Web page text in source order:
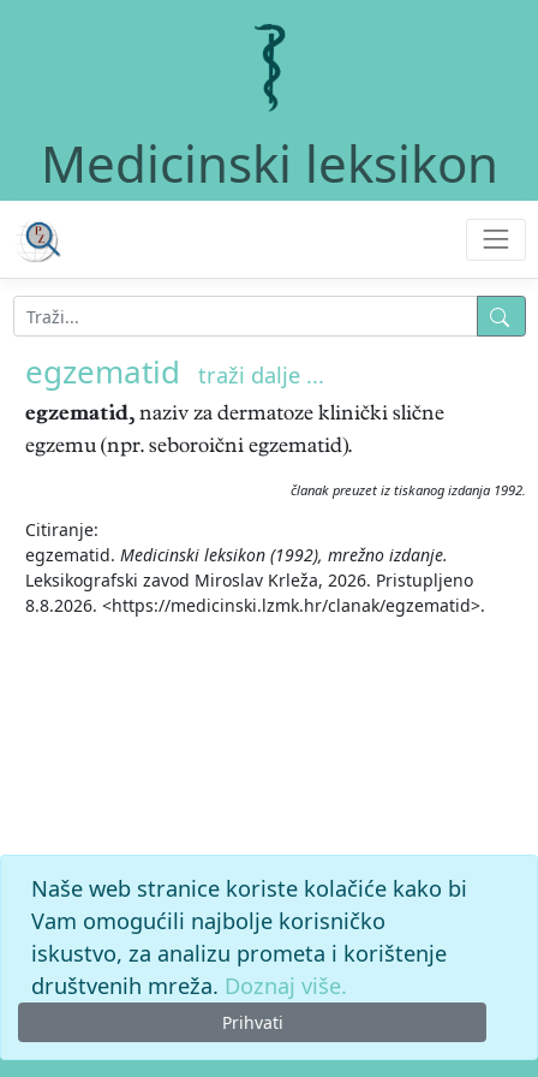
Medicinski leksikon
egzematid traži dalje ...
egzematid, naziv za dermatoze klinički slične
egzemu (npr. seboroični egzematid).
članak preuzet iz tiskanog izdanja 1992.
Citiranje:
egzematid. Medicinski leksikon (1992), mrežno izdanje.
Leksikografski zavod Miroslav Krleža, 2026. Pristupljeno
8.8.2026. <https://medicinski.lzmk.hr/clanak/egzematid>.
Naše web stranice koriste kolačiće kako bi
Vam omogućili najbolje korisničko
iskustvo, za analizu prometa i korištenje
društvenih mreža. Doznaj više.
Prihvati
© 2026. -Leksikografski zavodMiroslav Krleža